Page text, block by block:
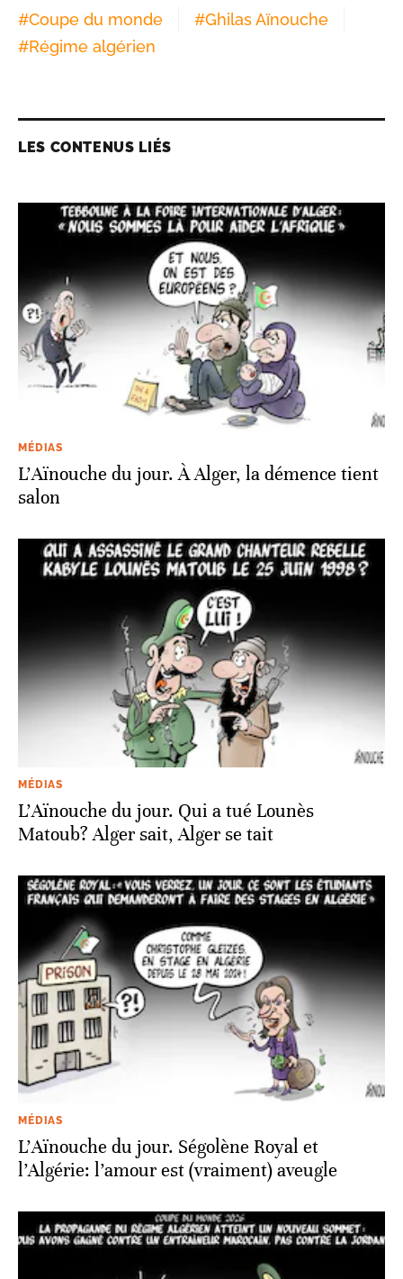
#Coupe du monde #Ghilas Aïnouche
#Régime algérien
LES CONTENUS LIÉS
MÉDIAS
L’Aïnouche du jour. À Alger, la démence tient
salon
MÉDIAS
L’Aïnouche du jour. Qui a tué Lounès
Matoub? Alger sait, Alger se tait
MÉDIAS
L’Aïnouche du jour. Ségolène Royal et
l’Algérie: l’amour est (vraiment) aveugle